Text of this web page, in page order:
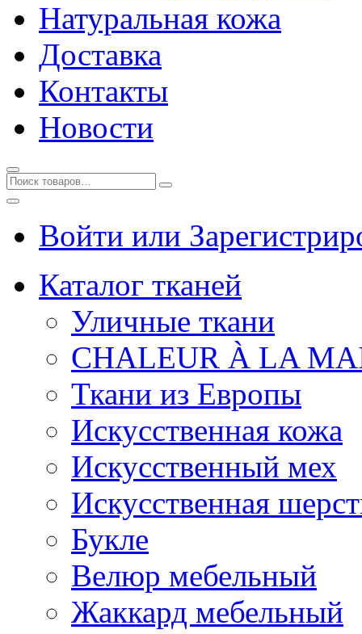
Натуральная кожа
Доставка
Контакты
Новости
Войти или
Каталог тканей
Уличные ткани
CHALEUR À LA
Ткани из Европы
Искусственная кожа
Искусственный мех
Искусственная
Букле
Велюр мебельный
Жаккард мебельный